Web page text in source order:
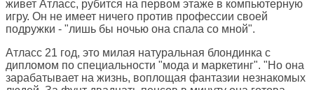
живет Атласс, рубится на первом этаже в компьютерную
игру. Он не имеет ничего против профессии своей
подружки - "лишь бы ночью она спала со мной".
Атласс 21 год, это милая натуральная блондинка с
дипломом по специальности "мода и маркетинг". "Но она
зарабатывает на жизнь, воплощая фантазии незнакомых